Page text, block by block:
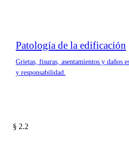
Patología de la edificación
Grietas, fisuras, asentamientos y daños
y responsabilidad.
§ 2.2